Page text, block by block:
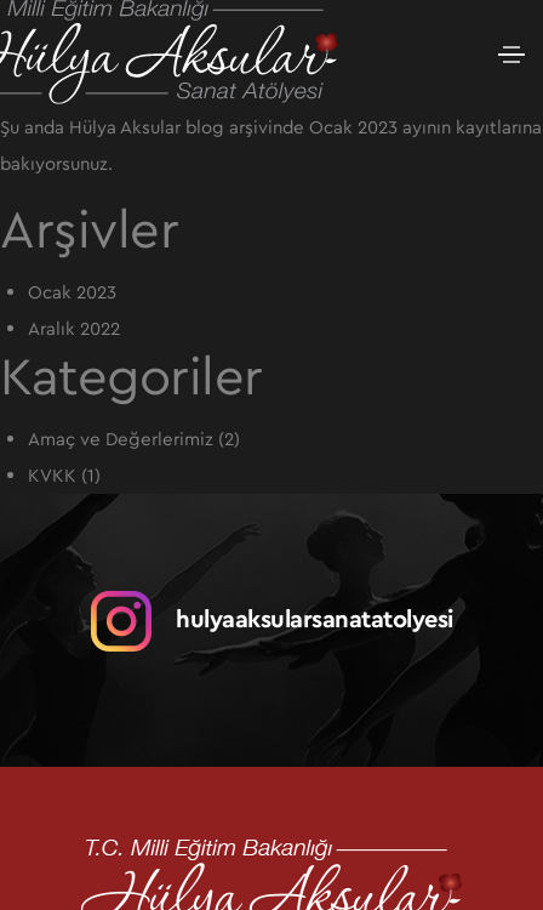
A
r
a
m
a
Şu anda Hülya Aksular blog arşivinde Ocak 2023 ayının kayıtlarına
bakıyorsunuz.
Arşivler
Ocak 2023
Aralık 2022
Kategoriler
Amaç ve Değerlerimiz(2)
KVKK (1)
hulyaaksularsanatatolyesi